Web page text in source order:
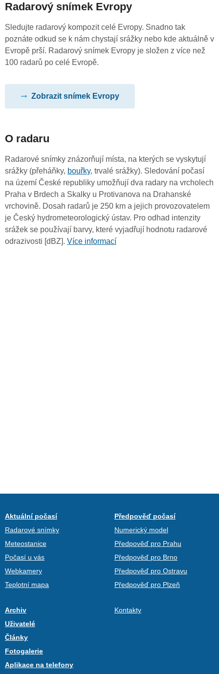
Radarový snímek Evropy
Sledujte radarový kompozit celé Evropy. Snadno tak
poznáte odkud se k nám chystají srážky nebo kde aktuálně v
Evropě prší. Radarový snímek Evropy je složen z více než
100 radarů po celé Evropě.
Zobrazit snímek Evropy
O radaru
Radarové snímky znázorňují místa, na kterých se vyskytují
srážky (přeháňky, bouřky, trvalé srážky). Sledování počasí
na území České republiky umožňují dva radary na vrcholech
Praha v Brdech a Skalky u Protivanova na Drahanské
vrchovině. Dosah radarů je 250 km a jejich provozovatelem
je Český hydrometeorologický ústav. Pro odhad intenzity
srážek se používají barvy, které vyjadřují hodnotu radarové
odrazivosti [dBZ]. Více informací
Aktuální počasí
Radarové snímky
Meteostanice
Počasí u vás
Webkamery
Teplotní mapa
Předpověď počasí
Numerický model
Předpověď pro Prahu
Předpověď pro Brno
Předpověď pro Ostravu
Předpověď pro Plzeň
Archiv
Uživatelé
Články
Fotogalerie
Aplikace na telefony
Kontakty